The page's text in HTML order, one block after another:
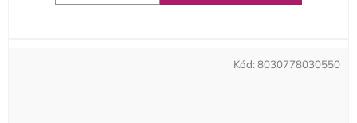
Kód: 8030778030550